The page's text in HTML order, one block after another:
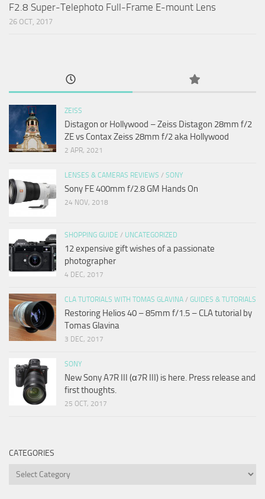
F2.8 Super-Telephoto Full-Frame E-mount Lens
26 OCT, 2017
ZEISS
Distagon or Hollywood – Zeiss Distagon 28mm f/2
ZE vs Contax Zeiss 28mm f/2 aka Hollywood
2 APR, 2021
LENSES & CAMERAS REVIEWS / SONY
Sony FE 400mm f/2.8 GM Hands On
24 NOV, 2018
SHOPPING GUIDE / UNCATEGORIZED
12 expensive gift wishes of a passionate
photographer
4 DEC, 2017
CLA TUTORIALS WITH TOMAS GLAVINA / GUIDES & TUTORIALS
Restoring Helios 40 – 85mm f/1.5 – CLA tutorial by
Tomas Glavina
3 DEC, 2017
SONY
New Sony A7R III (α7R III) is here. Press release and
first thoughts.
25 OCT, 2017
CATEGORIES
Categories